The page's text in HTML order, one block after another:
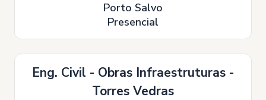
Porto Salvo
Presencial
Eng. Civil - Obras Infraestruturas -
Torres Vedras